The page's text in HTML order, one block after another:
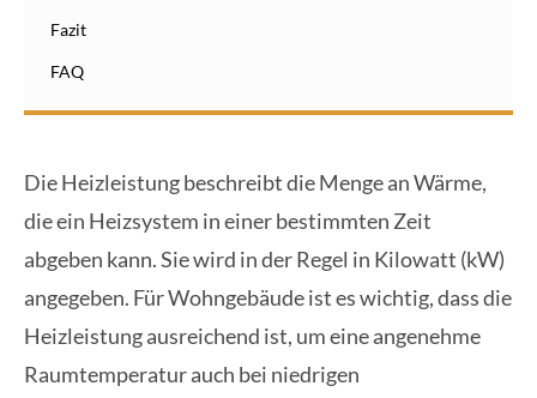
Fazit
FAQ
Die Heizleistung beschreibt die Menge an Wärme,
die ein Heizsystem in einer bestimmten Zeit
abgeben kann. Sie wird in der Regel in Kilowatt (kW)
angegeben. Für Wohngebäude ist es wichtig, dass die
Heizleistung ausreichend ist, um eine angenehme
Raumtemperatur auch bei niedrigen